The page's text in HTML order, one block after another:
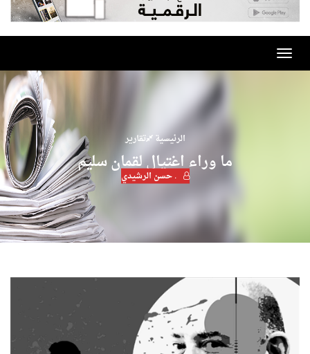
Toggle
navigation
الرئيسية تقارير
ما وراء اغتيال لقمان سليم
. حسن الرشيدي